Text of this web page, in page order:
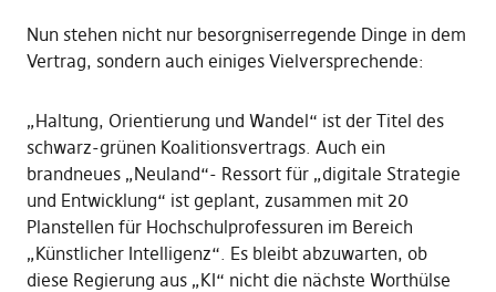
Nun stehen nicht nur besorgniserregende Dinge in dem
Vertrag, sondern auch einiges Vielversprechende:
„Haltung, Orientierung und Wandel“ ist der Titel des
schwarz-grünen Koalitionsvertrags. Auch ein
brandneues „Neuland“- Ressort für „digitale Strategie
und Entwicklung“ ist geplant, zusammen mit 20
Planstellen für Hochschulprofessuren im Bereich
„Künstlicher Intelligenz“. Es bleibt abzuwarten, ob
diese Regierung aus „KI“ nicht die nächste Worthülse